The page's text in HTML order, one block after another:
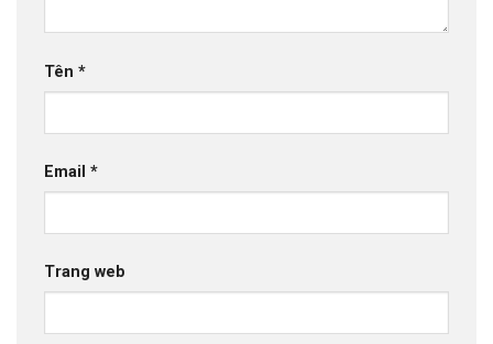
Tên *
Email *
Trang web